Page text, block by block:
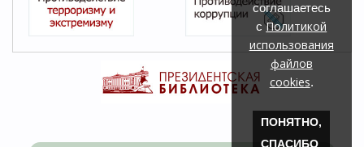
соглашаетесь
сПолитикой
использования
файлов
cookies.
ПОНЯТНО,
СПАСИБО